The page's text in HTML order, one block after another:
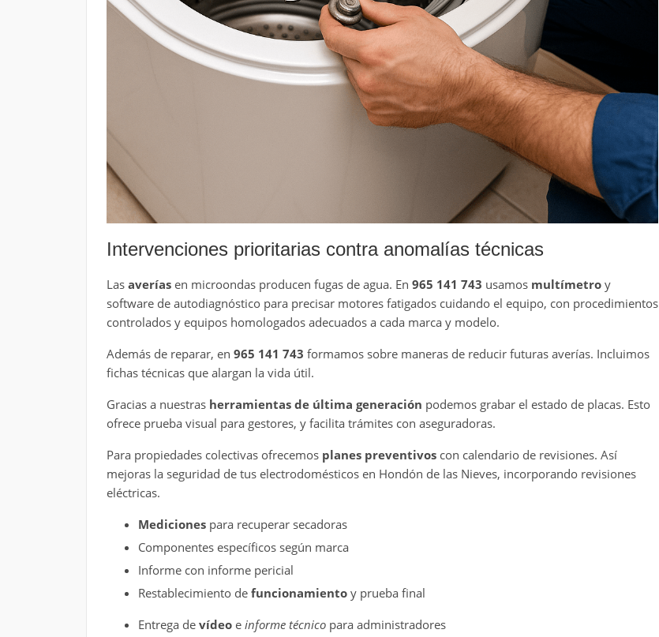
Intervenciones prioritarias contra anomalías técnicas
Las averíasen microondas producen fugas de agua. En 965 141 743 usamos multímetroy
software de autodiagnóstico para precisar motores fatigados cuidando el equipo, con procedimientos
controlados y equipos homologados adecuados a cada marca y modelo.
Además de reparar, en 965 141 743 formamos sobre maneras de reducir futuras averías. Incluimos
fichas técnicas que alargan la vida útil.
Gracias a nuestras herramientas de última generación podemos grabar el estado de placas. Esto
ofrece prueba visual para gestores, y facilita trámites con aseguradoras.
Para propiedades colectivas ofrecemos planes preventivoscon calendario de revisiones. Así
mejoras la seguridad de tus electrodomésticos en Hondón de las Nieves, incorporando revisiones
eléctricas.
Medicionespara recuperar secadoras
Componentes específicos según marca
Informe con informe pericial
Restablecimiento de funcionamientoy prueba final
Entrega de vídeoe informe técnicopara administradores